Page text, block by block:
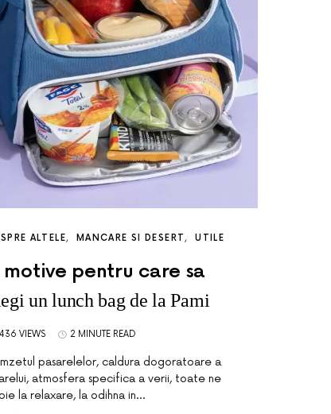
ALTELE MANCARE SI DESERT UTILE
motive pentru care sa
un lunch bag de la Pami
436 VIEWS 2 MINUTE READ
pasarelelor, caldura dogoratoare a
atmosfera specifica a verii, toate ne
la relaxare, la odihna in…